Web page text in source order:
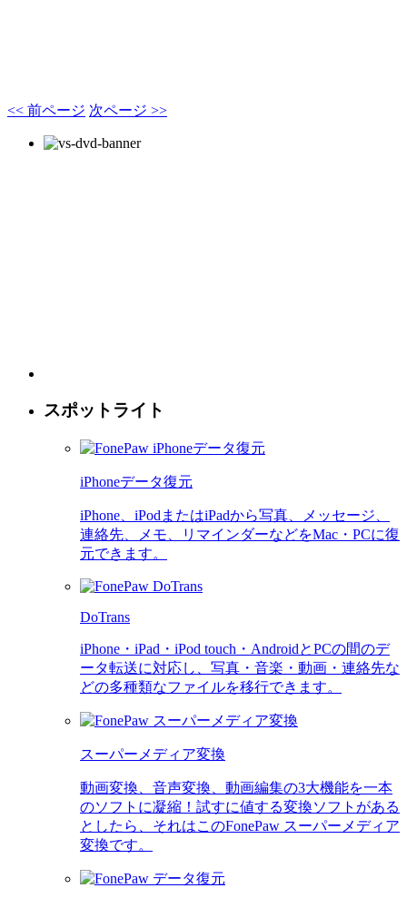
<< 前ページ 次ページ >>
スポットライト
iPhoneデータ復元
iPhone、iPodまたはiPadから写真、メッセージ、
連絡先、メモ、リマインダーなどをMac・PCに復
元できます。
DoTrans
iPhone・iPad・iPod touch・AndroidとPCの間のデ
ータ転送に対応し、写真・音楽・動画・連絡先な
どの多種類なファイルを移行できます。
スーパーメディア変換
動画変換、音声変換、動画編集の3大機能を一本
のソフトに凝縮！試すに値する変換ソフトがある
としたら、それはこのFonePaw スーパーメディア
変換です。